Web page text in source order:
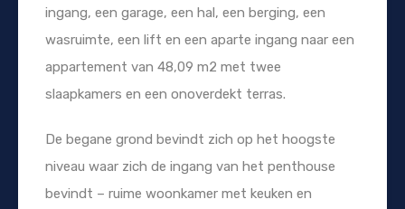
ingang, een garage, een hal, een berging, een
wasruimte, een lift en een aparte ingang naar een
appartement van 48,09 m2 met twee
slaapkamers en een onoverdekt terras.
De begane grond bevindt zich op het hoogste
niveau waar zich de ingang van het penthouse
bevindt – ruime woonkamer met keuken en